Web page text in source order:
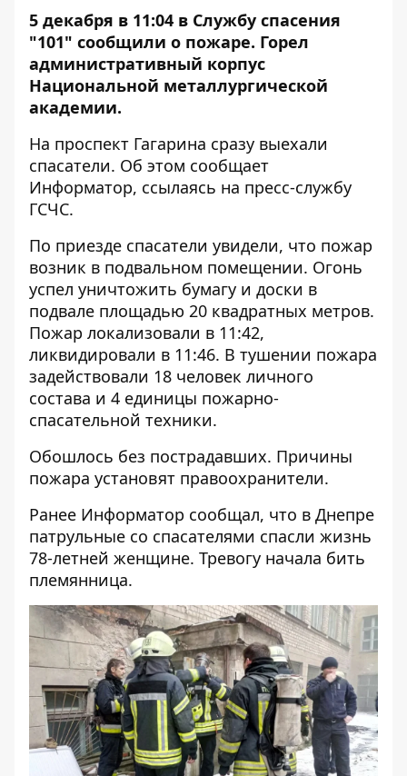
5 декабря в 11:04 в Службу спасения
"101" сообщили о пожаре. Горел
административный корпус
Национальной металлургической
академии.
На проспект Гагарина сразу выехали
спасатели. Об этом сообщает
Информатор, ссылаясь на пресс-службу
ГСЧС.
По приезде спасатели увидели, что пожар
возник в подвальном помещении. Огонь
успел уничтожить бумагу и доски в
подвале площадью 20 квадратных метров.
Пожар локализовали в 11:42,
ликвидировали в 11:46. В тушении пожара
задействовали 18 человек личного
состава и 4 единицы пожарно-
спасательной техники.
Обошлось без пострадавших. Причины
пожара установят правоохранители.
Ранее Информатор сообщал, что в Днепре
патрульные со спасателями спасли жизнь
78-летней женщине. Тревогу начала бить
племянница.